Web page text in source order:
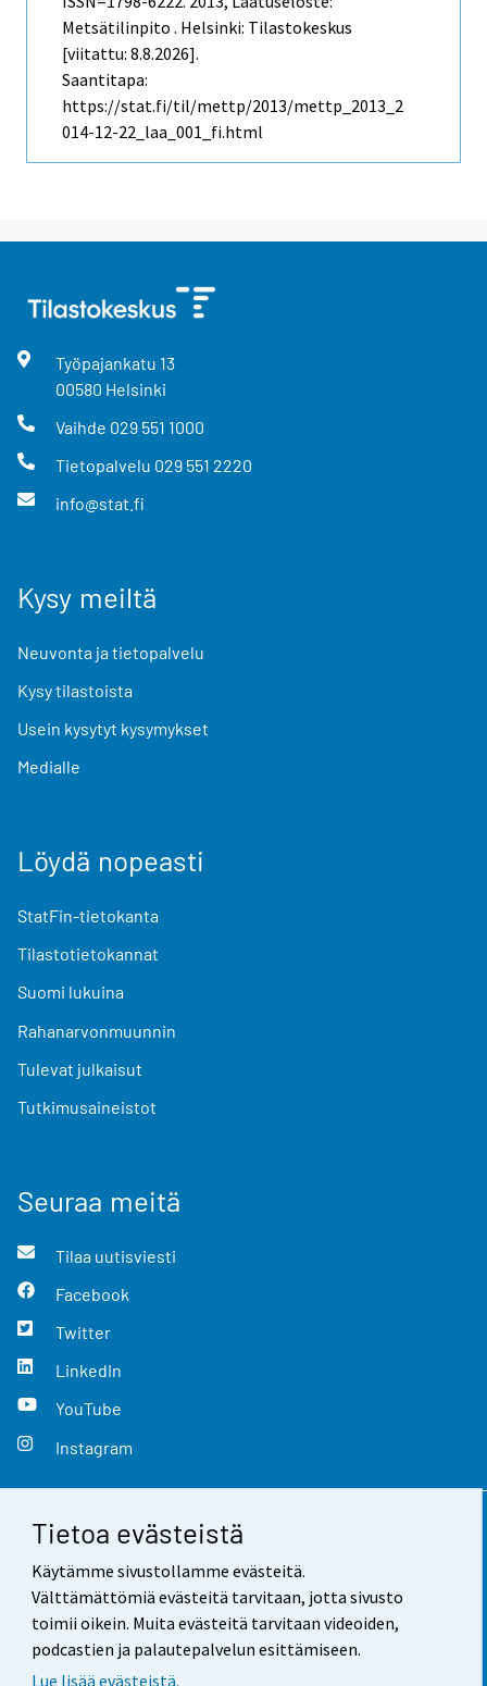
Tietoa evästeistä
Käytämme sivustollamme evästeitä.
Välttämättömiä evästeitä tarvitaan, jotta sivusto
toimii oikein. Muita evästeitä tarvitaan videoiden,
podcastien ja palautepalvelun esittämiseen.
Lue lisää evästeistä.
Metsätilinpito . Helsinki: Tilastokeskus
[viitattu: 8.8.2026].
Saantitapa:
https://stat.fi/til/mettp/2013/mettp_2013_2
014-12-22_laa_001_fi.html
Työpajankatu 13
00580 Helsinki
Vaihde 029 551 1000
Tietopalvelu 029 551 2220
info@stat.fi
Kysy meiltä
Neuvonta ja tietopalvelu
Kysy tilastoista
Usein kysytyt kysymykset
Medialle
Löydä nopeasti
StatFin-tietokanta
Tilastotietokannat
Suomi lukuina
Rahanarvonmuunnin
Tulevat julkaisut
Tutkimusaineistot
Seuraa meitä
Tilaa uutisviesti
Facebook
Twitter
LinkedIn
YouTube
Instagram
Yhteystiedot
Palaute
Käyttöehdot